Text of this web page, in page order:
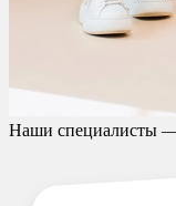
Наши специалисты —